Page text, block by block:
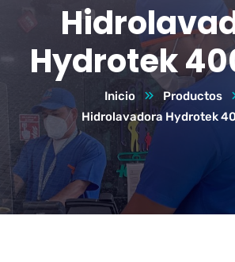
Hydrotek
Inicio
Productos
Hidrolavadora Hydrotek